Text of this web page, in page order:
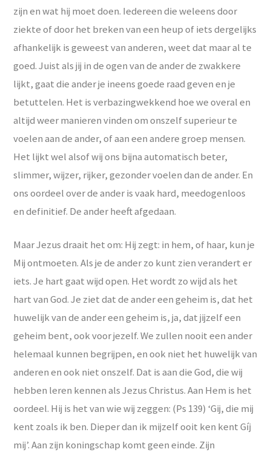
zijn en wat hij moet doen. Iedereen die weleens door
ziekte of door het breken van een heup of iets dergelijks
afhankelijk is geweest van anderen, weet dat maar al te
goed. Juist als jij in de ogen van de ander de zwakkere
lijkt, gaat die ander je ineens goede raad geven en je
betuttelen. Het is verbazingwekkend hoe we overal en
altijd weer manieren vinden om onszelf superieur te
voelen aan de ander, of aan een andere groep mensen.
Het lijkt wel alsof wij ons bijna automatisch beter,
slimmer, wijzer, rijker, gezonder voelen dan de ander. En
ons oordeel over de ander is vaak hard, meedogenloos
en definitief. De ander heeft afgedaan.
Maar Jezus draait het om: Hij zegt: in hem, of haar, kun je
Mij ontmoeten. Als je de ander zo kunt zien verandert er
iets. Je hart gaat wijd open. Het wordt zo wijd als het
hart van God. Je ziet dat de ander een geheim is, dat het
huwelijk van de ander een geheim is, ja, dat jijzelf een
geheim bent, ook voor jezelf. We zullen nooit een ander
helemaal kunnen begrijpen, en ook niet het huwelijk van
anderen en ook niet onszelf. Dat is aan die God, die wij
hebben leren kennen als Jezus Christus. Aan Hem is het
oordeel. Hij is het van wie wij zeggen: (Ps 139) ‘Gij, die mij
kent zoals ik ben. Dieper dan ik mijzelf ooit ken kent Gíj
mij’. Aan zijn koningschap komt geen einde. Zijn